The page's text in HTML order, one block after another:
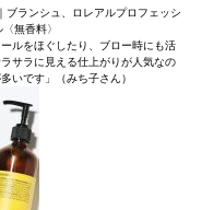
ランシュ、ロレアルプロフェッシ
無香料〉
ルをほぐしたり、ブロー時にも活
サラに見える仕上がりが人気なの
いです」（みち子さん）